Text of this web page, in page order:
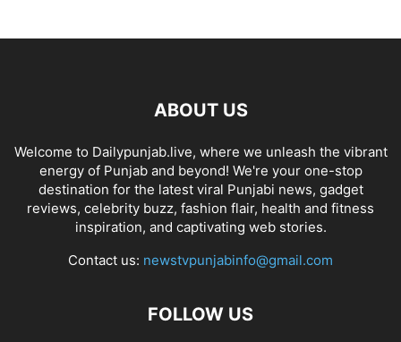
ABOUT US
Welcome to Dailypunjab.live, where we unleash the vibrant
energy of Punjab and beyond! We're your one-stop
destination for the latest viral Punjabi news, gadget
reviews, celebrity buzz, fashion flair, health and fitness
inspiration, and captivating web stories.
Contact us: newstvpunjabinfo@gmail.com
FOLLOW US